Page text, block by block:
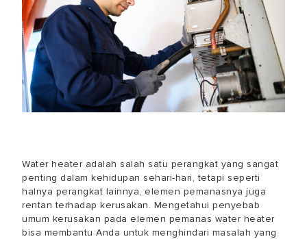
Water heater adalah salah satu perangkat yang sangat
penting dalam kehidupan sehari-hari, tetapi seperti
halnya perangkat lainnya, elemen pemanasnya juga
rentan terhadap kerusakan. Mengetahui penyebab
umum kerusakan pada elemen pemanas water heater
bisa membantu Anda untuk menghindari masalah yang